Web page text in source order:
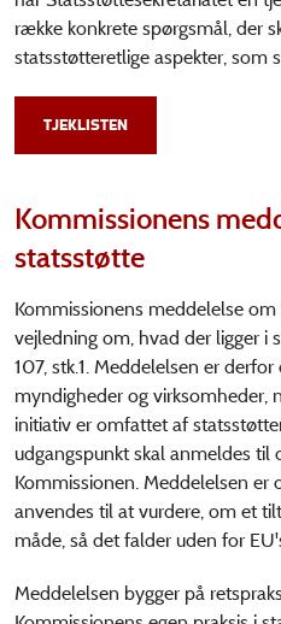
række konkrete spørgsmål, der
statsstøtteretlige aspekter, som
TJEKLISTEN
Kommissionens
statsstøtte
Kommissionens meddelelse
vejledning om, hvad der ligger i
107, stk.1. Meddelelsen er
myndigheder og virksomheder,
initiativ er omfattet af
udgangspunkt skal anmeldes til
Kommissionen. Meddelelsen er
anvendes til at vurdere, om et
måde, så det falder uden for
Meddelelsen bygger på